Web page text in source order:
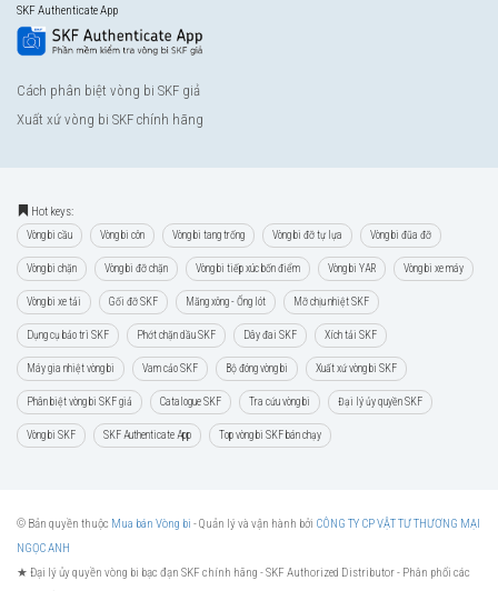
SKF Authenticate App
Cách phân biệt vòng bi SKF giả
Xuất xứ vòng bi SKF chính hãng
Hot keys:
Vòng bi cầu Vòng bi côn Vòng bi tang trống Vòng bi đỡ tự lựa Vòng bi đũa đỡ
Vòng bi chặn Vòng bi đỡ chặn Vòng bi tiếp xúc bốn điểm Vòng bi YAR Vòng bi xe máy
Vòng bi xe tải Gối đỡ SKF Măng xông - Ống lót Mỡ chịu nhiệt SKF
Dụng cụ bảo trì SKF Phớt chặn dầu SKF Dây đai SKF Xích tải SKF
Máy gia nhiệt vòng bi Vam cảo SKF Bộ đóng vòng bi Xuất xứ vòng bi SKF
Phân biệt vòng bi SKF giả Catalogue SKF Tra cứu vòng bi Đại lý ủy quyền SKF
Vòng bi SKF SKF Authenticate App Top vòng bi SKF bán chạy
© Bản quyền thuộc Mua bán Vòng bi - Quản lý và vận hành bởi CÔNG TY CP VẬT TƯ THƯƠNG MẠI
NGỌC ANH
★ Đại lý ủy quyền vòng bi bạc đạn SKF chính hãng -SKF Authorized Distributor- Phân phối các